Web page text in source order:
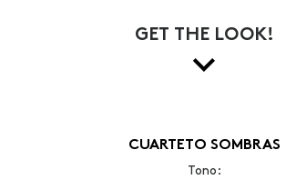
GET THE LOOK!
CUARTETO SOMBRAS
Tono: